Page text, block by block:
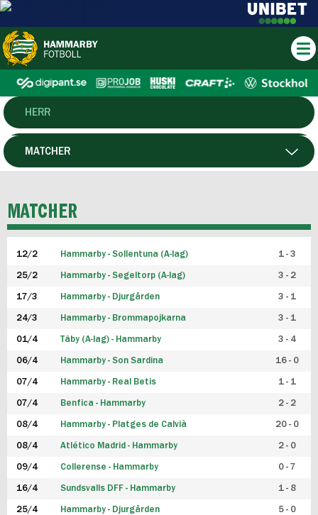
HERR
DAM
P19
F19
FUTSAL HERR
FUTSAL DAM
MATCHER
MATCHER
12/2 Hammarby - Sollentuna (A-lag) 1 - 3
25/2 Hammarby - Segeltorp (A-lag) 3 - 2
17/3 Hammarby - Djurgården 3 - 1
24/3 Hammarby - Brommapojkarna 3 - 1
01/4 Täby (A-lag) - Hammarby 3 - 4
06/4 Hammarby - Son Sardina 16 - 0
07/4 Hammarby - Real Betis 1 - 1
07/4 Benfica - Hammarby 2 - 2
08/4 Hammarby - Platges de Calvià 20 - 0
08/4 Atlético Madrid - Hammarby 2 - 0
09/4 Collerense - Hammarby 0 - 7
16/4 Sundsvalls DFF - Hammarby 1 - 8
25/4 Hammarby - Djurgården 5 - 0